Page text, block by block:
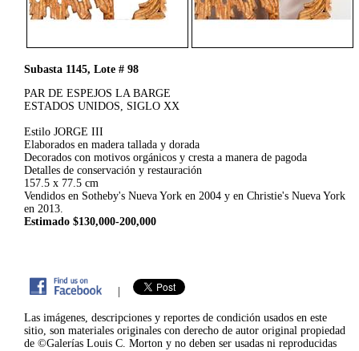
Subasta 1145, Lote # 98
PAR DE ESPEJOS LA BARGE
ESTADOS UNIDOS, SIGLO XX
Estilo JORGE III
Elaborados en madera tallada y dorada
Decorados con motivos orgánicos y cresta a manera de pagoda
Detalles de conservación y restauración
157.5 x 77.5 cm
Vendidos en Sotheby's Nueva York en 2004 y en Christie's Nueva York
en 2013.
Estimado $130,000-200,000
|
Las imágenes, descripciones y reportes de condición usados en este
sitio, son materiales originales con derecho de autor original propiedad
de ©Galerías Louis C. Morton y no deben ser usadas ni reproducidas